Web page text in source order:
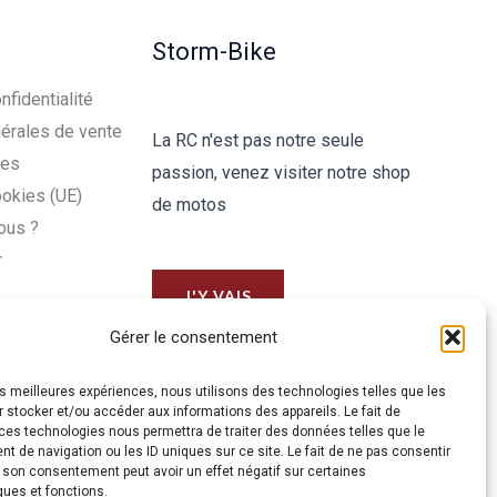
Gérer le consentement
meilleures expériences, nous utilisons des technologies telles que les
stocker et/ou accéder aux informations des appareils. Le fait de
technologies nous permettra de traiter des données telles que le
de navigation ou les ID uniques sur ce site. Le fait de ne pas consentir
son consentement peut avoir un effet négatif sur certaines
et fonctions.
de vente
(UE)
?
Storm-Bike
La RC n'est pas notre seule
passion, venez visiter notre shop
de motos
J'Y VAIS